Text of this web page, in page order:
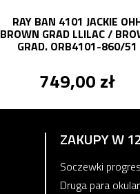
RAY BAN 4101 JACKIE
BROWN GRAD LLILAC /
GRAD. ORB4101-860/51
749,00 zł
ZAKUPY W
Soczewki
Druga para